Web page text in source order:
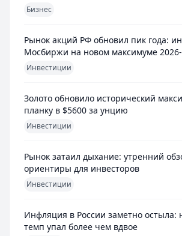
Бизнес
Рынок акций РФ обновил пик года:
Мосбиржи на новом максимуме
Инвестиции
Золото обновило исторический
планку в $5600 за унцию
Инвестиции
Рынок затаил дыхание: утренний
ориентиры для инвесторов
Инвестиции
Инфляция в России заметно остыла:
темп упал более чем вдвое